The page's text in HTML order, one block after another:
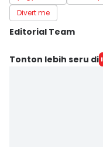
Divert me
Editorial Team
Editor
Tonton lebih seru di